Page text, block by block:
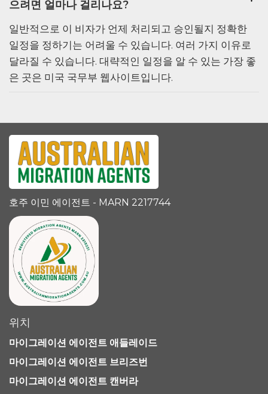
으려면 얼마나 걸리나요?
일반적으로 이 비자가 언제 처리되고 승인될지 정확한
일정을 정하기는 어려울 수 있습니다. 여러 가지 이유로
달라질 수 있습니다. 대략적인 일정을 알 수 있는 가장 좋
은 곳은 미국 국무부 웹사이트입니다.
호주 이민 에이전트 - MARN 2217744
위치
마이그레이션 에이전트 애들레이드
마이그레이션 에이전트 브리즈번
마이그레이션 에이전트 캔버라